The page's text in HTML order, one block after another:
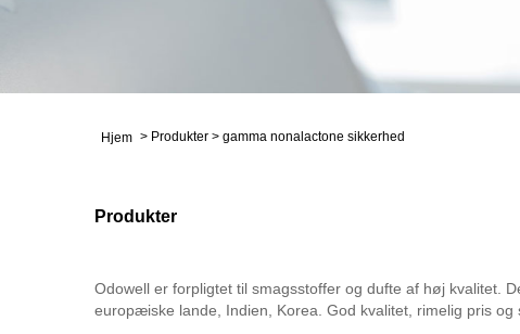
Hjem > Produkter > gamma nonalactone sikkerhed
Produkter
Odowell er forpligtet til smagsstoffer og dufte af høj kvalitet.
europæiske lande, Indien, Korea. God kvalitet, rimelig pris